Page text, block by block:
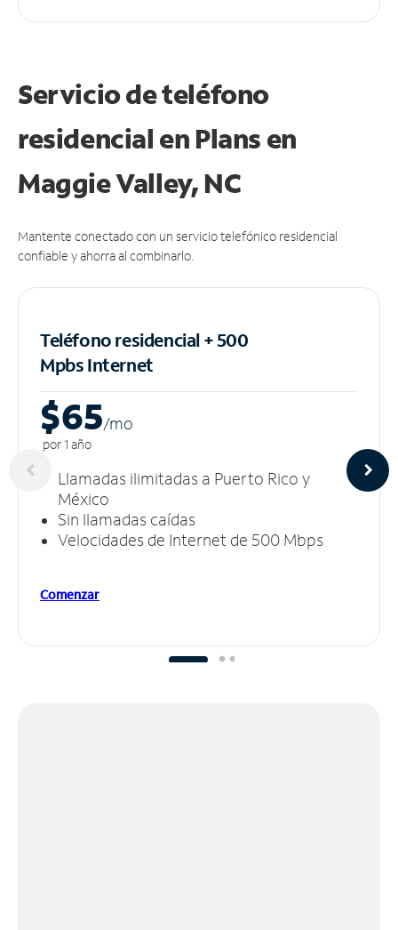
Servicio de teléfono
residencial en Plans en
Maggie Valley, NC
Mantente conectado con un servicio telefónico residencial
confiable y ahorra al combinarlo.
Teléfono residencial + 500
MpbsInternet
$65/mo
por 1 año
Llamadas ilimitadas a Puerto Rico y
México
Sin llamadas caídas
Velocidades de Internet de 500 Mbps
Comenzar